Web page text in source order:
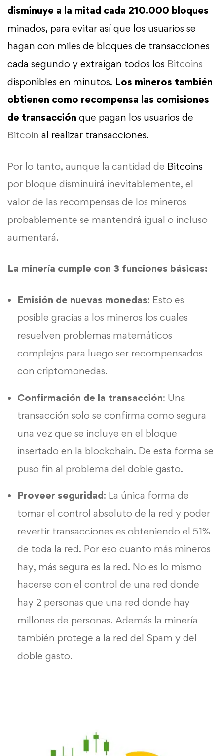
disminuye a la mitad cada 210.000 bloques
minados, para evitar así que los usuarios se
hagan con miles de bloques de transacciones
cada segundo y extraigan todos los Bitcoins
disponibles en minutos. Los mineros también
obtienen como recompensa las comisiones
de transacción que pagan los usuarios de
Bitcoin al realizar transacciones.
Por lo tanto, aunque la cantidad de Bitcoins
por bloque disminuirá inevitablemente, el
valor de las recompensas de los mineros
probablemente se mantendrá igual o incluso
aumentará.
La minería cumple con 3 funciones básicas:
Emisión de nuevas monedas: Esto es
posible gracias a los mineros los cuales
resuelven problemas matemáticos
complejos para luego ser recompensados ​​
con criptomonedas.
Confirmación de la transacción: Una
transacción solo se confirma como segura
una vez que se incluye en el bloque
insertado en la blockchain. De esta forma se
puso fin al problema del doble gasto.
Proveer seguridad: La única forma de
tomar el control absoluto de la red y poder
revertir transacciones es obteniendo el 51%
de toda la red. Por eso cuanto más mineros
hay, más segura es la red. No es lo mismo
hacerse con el control de una red donde
hay 2 personas que una red donde hay
millones de personas. Además la minería
también protege a la red del Spam y del
doble gasto.